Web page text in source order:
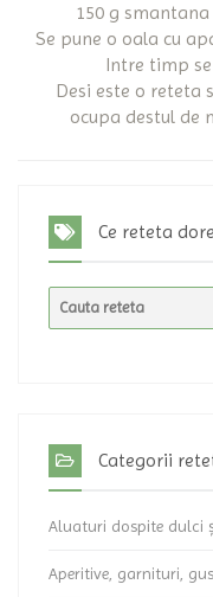
150 g
Se pune o oala cu
Intre timp
Desi este o reteta
ocupa destul de
Ce reteta
Categorii
Aluaturi dospite dulci
Aperitive, garnituri,